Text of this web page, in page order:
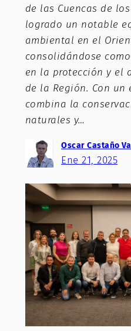
de las Cuencas de
logrado un notable
ambiental en el
consolidándose
en la protección y el
de la Región. Con
combina la
naturales y…
Oscar Castaño
Ene 21, 2025